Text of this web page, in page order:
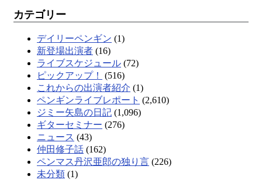
カテゴリー
デイリーペンギン (1)
新登場出演者 (16)
ライブスケジュール (72)
ピックアップ！
(516)
これからの出演者紹介 (1)
ペンギンライブレポート (2,610)
ジミー矢島の日記 (1,096)
ギターセミナー (276)
ニュース (43)
仲田修子話 (162)
ペンマス丹沢亜郎の独り言 (226)
未分類 (1)